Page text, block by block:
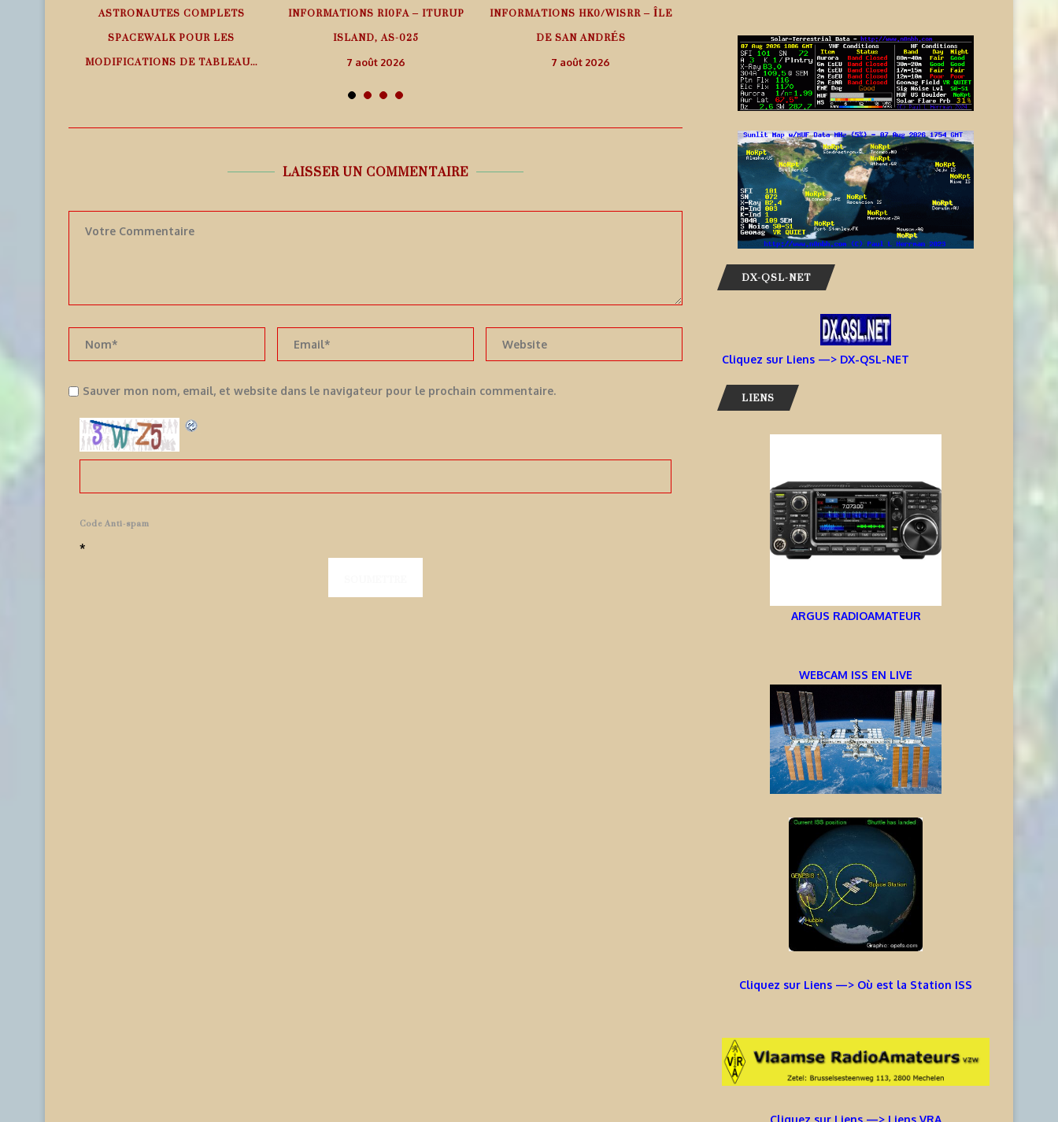
ASTRONAUTES COMPLETS
SPACEWALK POUR LES
MODIFICATIONS DE TABLEAU...
INFORMATIONS RI0FA – ITURUP
ISLAND, AS-025
7 août 2026
INFORMATIONS HK0/W1SRR – ÎLE
DE SAN ANDRÉS
7 août 2026
DES EXPÉRIENCES
RADIOPHONIQUES...
7 août 2026
LUCIE
7 août 2026
LAISSER UN COMMENTAIRE
Sauver mon nom, email, et website dans le navigateur pour le prochain commentaire.
Code Anti-spam
*
DX-QSL-NET
Cliquez sur Liens —> DX-QSL-NET
LIENS
ARGUS RADIOAMATEUR
WEBCAM ISS EN LIVE
Cliquez sur Liens —> Où est la Station ISS